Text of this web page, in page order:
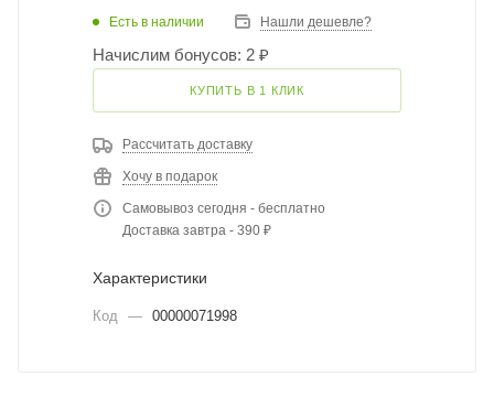
Есть в наличии Нашли дешевле?
Начислим бонусов: 2 ₽
КУПИТЬ В 1 КЛИК
Рассчитать доставку
Хочу в подарок
Самовывоз сегодня - бесплатно
Доставка завтра - 390 ₽
Характеристики
Код — 00000071998